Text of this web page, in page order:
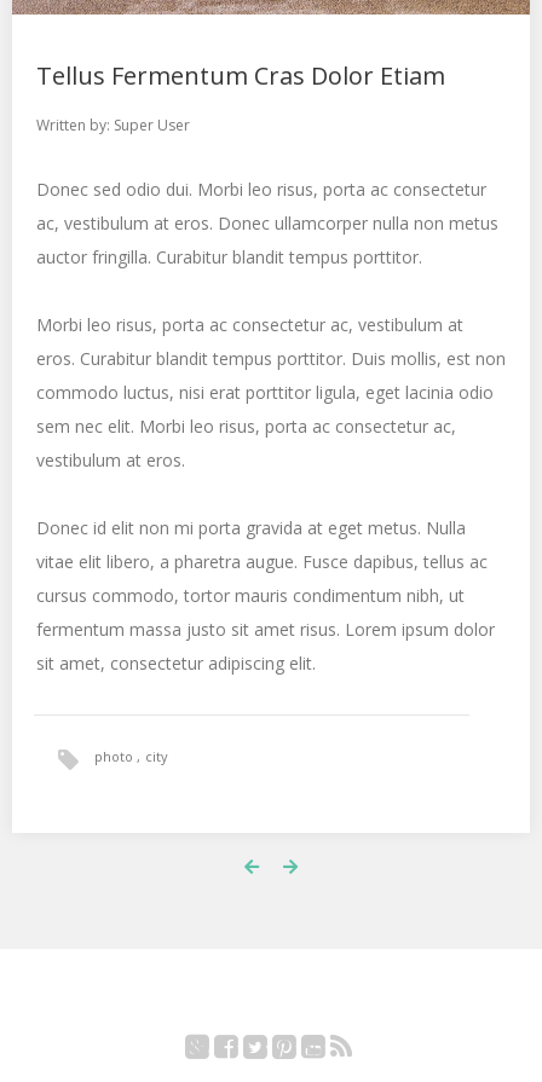
Tellus Fermentum Cras Dolor Etiam
Written by: Super User
Donec sed odio dui. Morbi leo risus, porta ac consectetur
ac, vestibulum at eros. Donec ullamcorper nulla non metus
auctor fringilla. Curabitur blandit tempus porttitor.
Morbi leo risus, porta ac consectetur ac, vestibulum at
eros. Curabitur blandit tempus porttitor. Duis mollis, est non
commodo luctus, nisi erat porttitor ligula, eget lacinia odio
sem nec elit. Morbi leo risus, porta ac consectetur ac,
vestibulum at eros.
Donec id elit non mi porta gravida at eget metus. Nulla
vitae elit libero, a pharetra augue. Fusce dapibus, tellus ac
cursus commodo, tortor mauris condimentum nibh, ut
fermentum massa justo sit amet risus. Lorem ipsum dolor
sit amet, consectetur adipiscing elit.
photo city
Google+Facebook
TwitterPinterestYouTube
RSS